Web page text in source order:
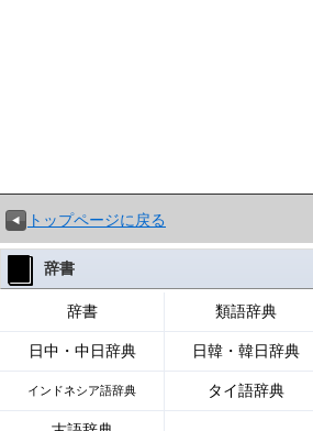
トップページに戻る
辞書
辞書 類語辞典
日中・中日辞典 日韓・韓日辞典
インドネシア語辞典 タイ語辞典